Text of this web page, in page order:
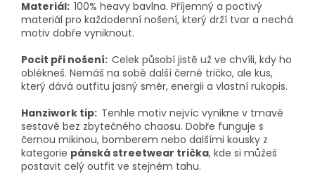
Materiál: 100% heavy bavlna. Příjemný a poctivý
materiál pro každodenní nošení, který drží tvar a nechá
motiv dobře vyniknout.
Pocit při nošení: Celek působí jistě už ve chvíli, kdy ho
oblékneš. Nemáš na sobě další černé tričko, ale kus,
který dává outfitu jasný směr, energii a vlastní rukopis.
Hanziwork tip: Tenhle motiv nejvíc vynikne v tmavé
sestavě bez zbytečného chaosu. Dobře funguje s
černou mikinou, bomberem nebo dalšími kousky z
kategorie pánská streetwear trička, kde si můžeš
postavit celý outfit ve stejném tahu.